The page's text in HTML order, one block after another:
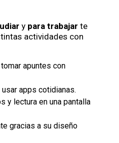
y para trabajar te
actividades con
apuntes con
apps cotidianas.
y lectura en una pantalla
gracias a su diseño